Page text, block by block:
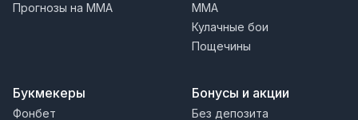
Прогнозы на MMA
MMA
Кулачные бои
Пощечины
Букмекеры
Фонбет
Бонусы и акции
Без депозита